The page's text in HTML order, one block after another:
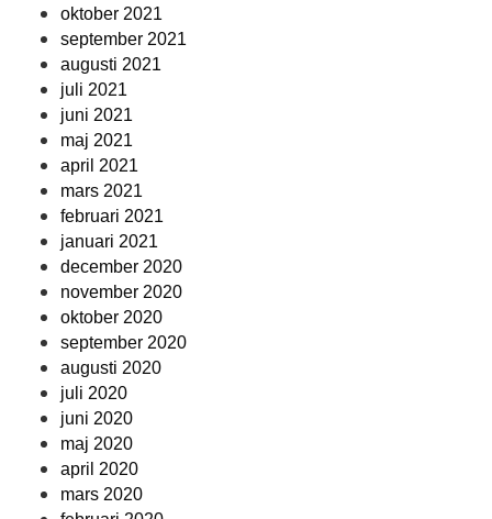
oktober 2021
september 2021
augusti 2021
juli 2021
juni 2021
maj 2021
april 2021
mars 2021
februari 2021
januari 2021
december 2020
november 2020
oktober 2020
september 2020
augusti 2020
juli 2020
juni 2020
maj 2020
april 2020
mars 2020